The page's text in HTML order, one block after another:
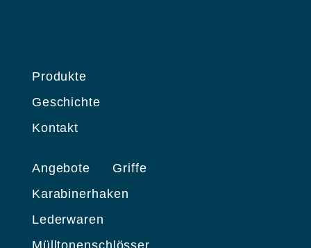
Produkte
Geschichte
Kontakt
Angebote
Griffe
Karabinerhaken
Lederwaren